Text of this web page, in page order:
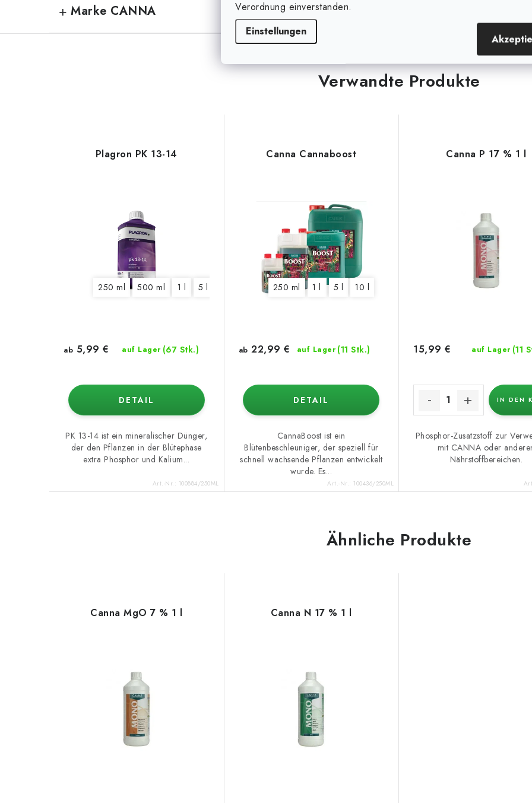
Verordnung einverstanden.
Einstellungen
Marke CANNA
Verwandte Produkte
Plagron PK 13-14
250 ml 500 ml 1 l 5 l
auf Lager (67 Stk.)
ab 5,99 €
DETAIL
PK 13-14 ist ein mineralischer Dünger,
der den Pflanzen in der Blütephase
extra Phosphor und Kalium...
Art.-Nr.: 100884/250ML
Canna Cannaboost
250 ml 1 l 5 l 10 l
auf Lager (11 Stk.)
ab 22,99 €
DETAIL
CannaBoost ist ein
Blütenbeschleuniger, der speziell für
schnell wachsende Pflanzen entwickelt
wurde. Es...
Art.-Nr.: 100436/250ML
Canna P 17 % 1 l
auf Lager (11
15,99 €
IN DEN
Phosphor-Zusatzstoff zur
mit CANNA oder
Nährstoffbereichen.
Ähnliche Produkte
Canna MgO 7 % 1 l Canna N 17 % 1 l